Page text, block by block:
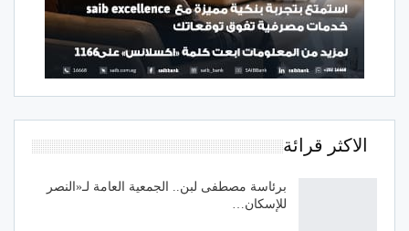
الاكثر قرائة
برئاسة مصطفى لبن.. الجمعية العامة لـ«النصر
للإسكان…